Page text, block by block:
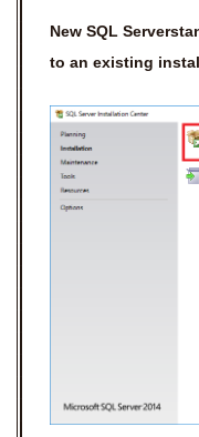
New SQL
to an existing